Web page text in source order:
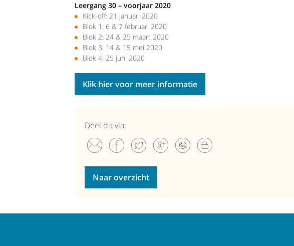
Leergang 30 – voorjaar 2020
Kick-off: 21 januari 2020
Blok 1: 6 & 7 februari 2020
Blok 2: 24 & 25 maart 2020
Blok 3: 14 & 15 mei 2020
Blok 4: 25 juni 2020
Klik hier voor meer informatie
Deel dit via:
Naar overzicht